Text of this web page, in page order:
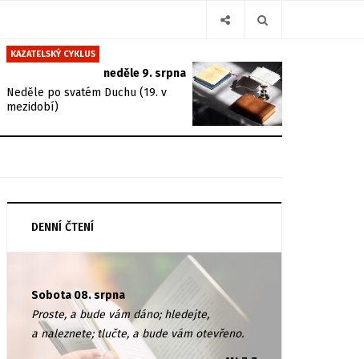
KAZATELSKÝ CYKLUS
neděle 9. srpna
Neděle po svatém Duchu (19. v
mezidobí)
DENNÍ ČTENÍ
Sobota 08. srpna
Proste, a bude vám dáno; hledejte,
a naleznete; tlučte, a bude vám otevřeno.